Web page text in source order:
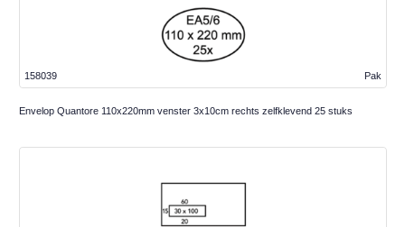
Pak
158039
Envelop Quantore 110x220mm venster 3x10cm rechts zelfklevend 25 stuks